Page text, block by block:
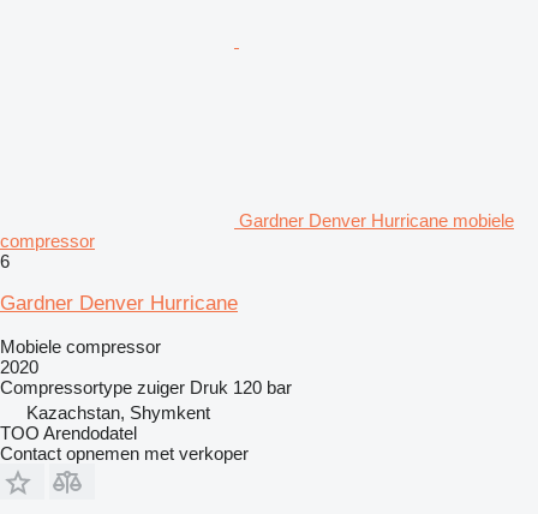
Gardner Denver Hurricane mobiele
compressor
6
Gardner Denver Hurricane
Mobiele compressor
2020
Compressortype zuiger Druk 120 bar
Kazachstan, Shymkent
TOO Arendodatel
Contact opnemen met verkoper